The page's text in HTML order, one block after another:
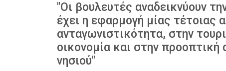
"Οι βουλευτές αναδεικνύουν
έχει η εφαρμογή μίας τέτοιας
ανταγωνιστικότητα, στην
οικονομία και στην προοπτική
νησιού"